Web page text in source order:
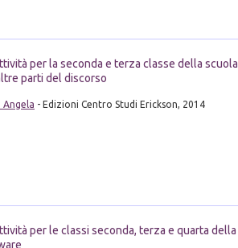
per la seconda e terza classe della scuola
parti del discorso
Angela - Edizioni Centro Studi Erickson, 2014
per le classi seconda, terza e quarta della